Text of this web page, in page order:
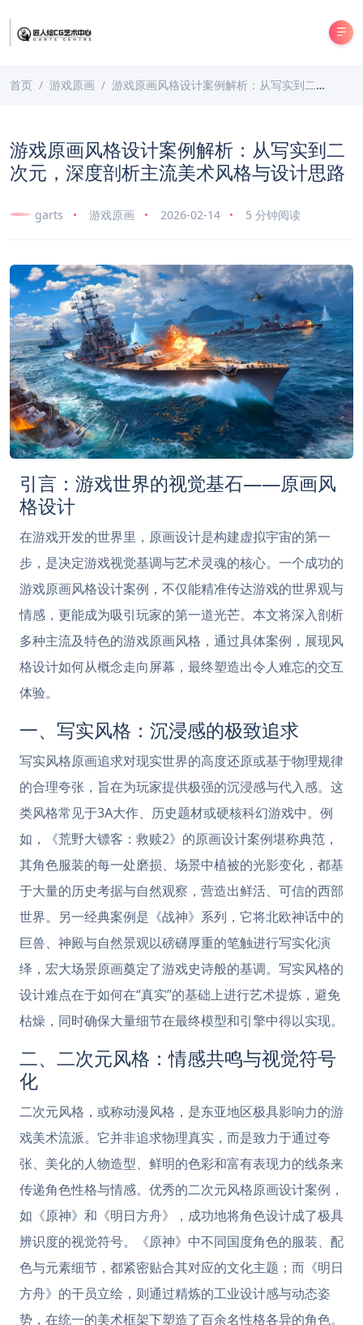
首页 游戏原画 游戏原画风格设计案例解析：从写实到二次元，深度剖析主流美术风格与设计思路
游戏原画风格设计案例解析：从写实到二
次元，深度剖析主流美术风格与设计思路
garts 游戏原画 2026-02-14 5 分钟阅读
引言：游戏世界的视觉基石——原画风
格设计
在游戏开发的世界里，原画设计是构建虚拟宇宙的第一
步，是决定游戏视觉基调与艺术灵魂的核心。一个成功的
游戏原画风格设计案例，不仅能精准传达游戏的世界观与
情感，更能成为吸引玩家的第一道光芒。本文将深入剖析
多种主流及特色的游戏原画风格，通过具体案例，展现风
格设计如何从概念走向屏幕，最终塑造出令人难忘的交互
体验。
一、写实风格：沉浸感的极致追求
写实风格原画追求对现实世界的高度还原或基于物理规律
的合理夸张，旨在为玩家提供极强的沉浸感与代入感。这
类风格常见于3A大作、历史题材或硬核科幻游戏中。例
如，《荒野大镖客：救赎2》的原画设计案例堪称典范，
其角色服装的每一处磨损、场景中植被的光影变化，都基
于大量的历史考据与自然观察，营造出鲜活、可信的西部
世界。另一经典案例是《战神》系列，它将北欧神话中的
巨兽、神殿与自然景观以磅礴厚重的笔触进行写实化演
绎，宏大场景原画奠定了游戏史诗般的基调。写实风格的
设计难点在于如何在“真实”的基础上进行艺术提炼，避免
枯燥，同时确保大量细节在最终模型和引擎中得以实现。
二、二次元风格：情感共鸣与视觉符号
化
二次元风格，或称动漫风格，是东亚地区极具影响力的游
戏美术流派。它并非追求物理真实，而是致力于通过夸
张、美化的人物造型、鲜明的色彩和富有表现力的线条来
传递角色性格与情感。优秀的二次元风格原画设计案例，
如《原神》和《明日方舟》，成功地将角色设计成了极具
辨识度的视觉符号。《原神》中不同国度角色的服装、配
色与元素细节，都紧密贴合其对应的文化主题；而《明日
方舟》的干员立绘，则通过精炼的工业设计感与动态姿
势，在统一的美术框架下塑造了百余名性格各异的角色。